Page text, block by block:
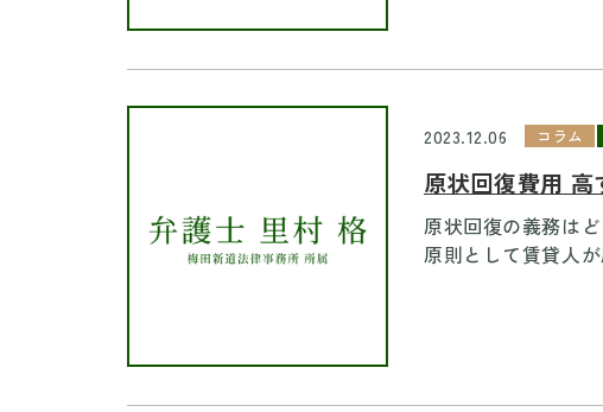
2023.12.06 コラム
原状回復費用 高
原状回復の義務は
原則として賃貸人